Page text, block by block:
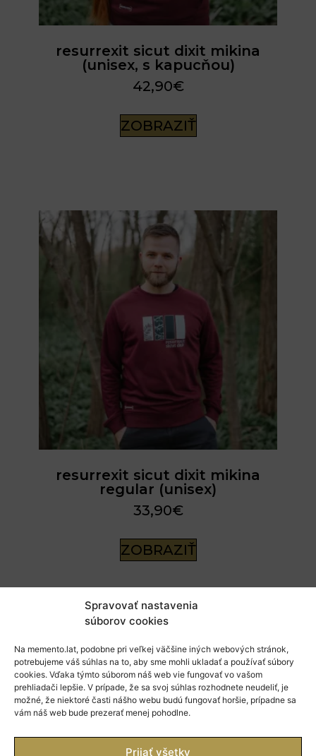
Spravovať nastavenia
súborov cookies
Na memento.lat, podobne pri veľkej väčšine iných webových stránok,
potrebujeme váš súhlas na to, aby sme mohli ukladať a používať súbory
cookies. Vďaka týmto súborom náš web vie fungovať vo vašom
prehliadači lepšie. V prípade, že sa svoj súhlas rozhodnete neudeliť, je
možné, že niektoré časti nášho webu budú fungovať horšie, prípadne sa
vám náš web bude prezerať menej pohodlne.
Prijať všetky
resurrexit sicut dixit mikina
(unisex, s kapucňou)
42,90€
ZOBRAZIŤ
resurrexit sicut dixit mikina
regular (unisex)
33,90€
ZOBRAZIŤ
[ newsletter. ]
Prihláste sa na odber noviniek a nepremeškajte
informácie
o nových produktoch alebo zľavách.